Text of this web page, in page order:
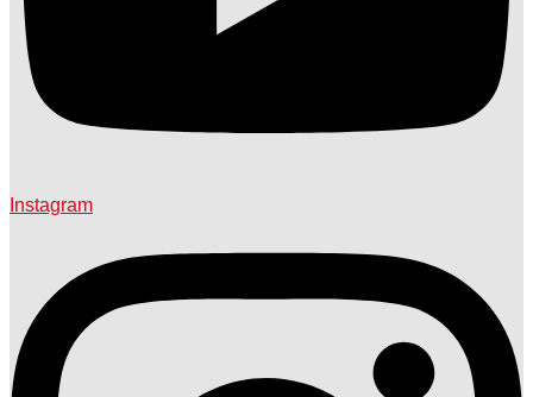
Instagram